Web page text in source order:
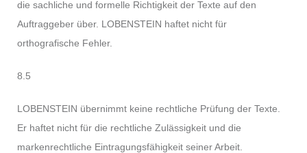
die sachliche und formelle Richtigkeit der Texte auf den
Auftraggeber über. LOBENSTEIN haftet nicht für
orthografische Fehler.
8.5
LOBENSTEIN übernimmt keine rechtliche Prüfung der Texte.
Er haftet nicht für die rechtliche Zulässigkeit und die
markenrechtliche Eintragungsfähigkeit seiner Arbeit.